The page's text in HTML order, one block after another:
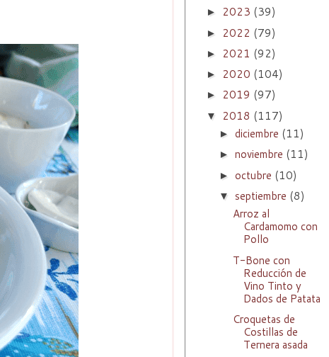
► 2023 (39)
► 2022 (79)
► 2021 (92)
► 2020 (104)
► 2019 (97)
▼ 2018 (117)
► diciembre (11)
► noviembre (11)
► octubre (10)
▼ septiembre (8)
Arroz al
Cardamomo con
Pollo
T-Bone con
Reducción de
Vino Tinto y
Dados de Patata
Croquetas de
Costillas de
Ternera asada